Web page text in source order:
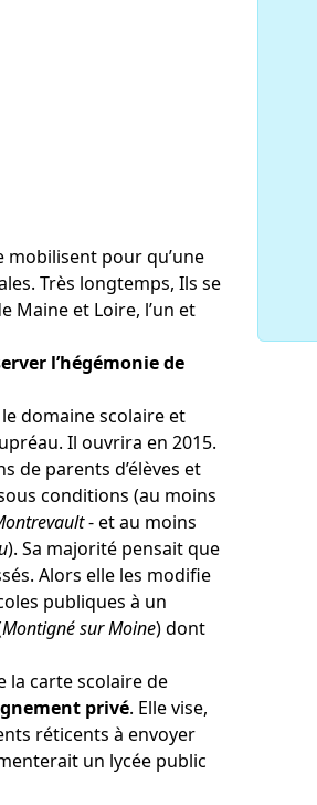
mobilisent pour qu’une
Très longtemps, Ils se
Maine et Loire, l’un et
l’hégémonie de
domaine scolaire et
Il ouvrira en 2015.
de parents d’élèves et
conditions (au moins
- et au moins
). Sa majorité pensait que
Alors elle les modifie
publiques à un
Montigné sur Moine) dont
la carte scolaire de
privé. Elle vise,
réticents à envoyer
un lycée public